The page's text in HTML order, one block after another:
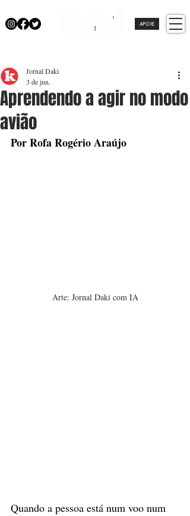
APOIE
Aprendendo a agir no modo
avião
Jornal Daki
3 de jun.
Por Rofa Rogério Araújo
Arte: Jornal Daki com IA
Quando a pessoa está num voo num